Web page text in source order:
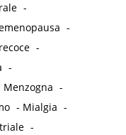
-
-
-
-
Menzogna -
- Mialgia -
-